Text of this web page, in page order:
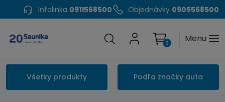
Infolinka 0911568500 Objednávky 0905568500
Menu
0
Všetky produkty Podľa značky auta